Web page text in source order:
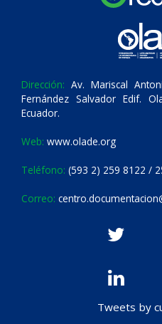
Dirección: Av. Mariscal
Fernández Salvador Edif.
Ecuador.
Web: www.olade.org
Teléfono: (593 2) 259 8122 /
Correo:
Tweets by